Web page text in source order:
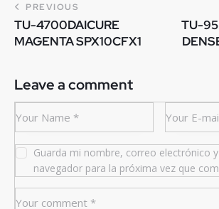
PREVIOUS
TU-4700DAICURE
MAGENTA SPX10CFX1
TU-
Leave a comment
Guarda mi nombre, correo electrónico
navegador para la próxima vez que